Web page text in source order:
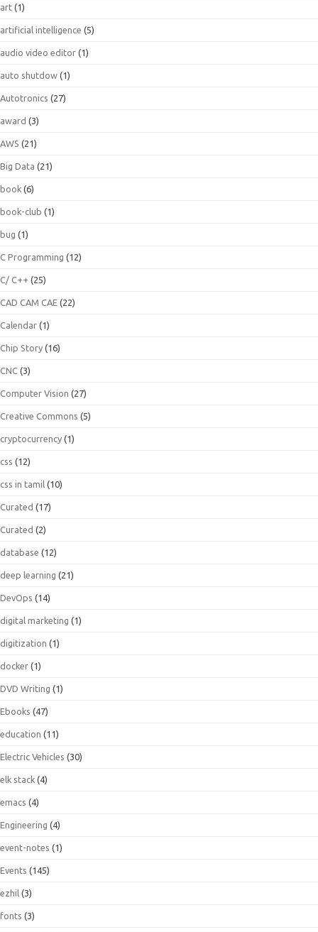
art (1)
artificial intelligence (5)
audio video editor (1)
auto shutdow (1)
Autotronics (27)
award (3)
AWS (21)
Big Data (21)
book (6)
book-club (1)
bug (1)
C Programming (12)
C/ C++ (25)
CAD CAM CAE (22)
Calendar (1)
Chip Story (16)
CNC (3)
Computer Vision (27)
Creative Commons (5)
cryptocurrency (1)
css (12)
css in tamil (10)
Curated (17)
Curated (2)
database (12)
deep learning (21)
DevOps (14)
digital marketing (1)
digitization (1)
docker (1)
DVD Writing (1)
Ebooks (47)
education (11)
Electric Vehicles (30)
elk stack (4)
emacs (4)
Engineering (4)
event-notes (1)
Events (145)
ezhil (3)
fonts (3)